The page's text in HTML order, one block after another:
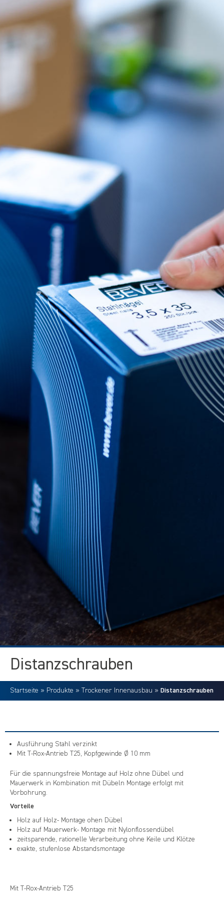
Distanzschrauben
Startseite » Produkte » Trockener Innenausbau » Distanzschrauben
Ausführung Stahl verzinkt
Mit T-Rox-Antrieb T25, Kopfgewinde Ø 10 mm
Für die spannungsfreie Montage auf Holz ohne Dübel und
Mauerwerk in Kombination mit Dübeln Montage erfolgt mit
Vorbohrung.
Vorteile
Holz auf Holz- Montage ohen Dübel
Holz auf Mauerwerk- Montage mit Nylonflossendübel
zeitsparende, rationelle Verarbeitung ohne Keile und Klötze
exakte, stufenlose Abstandsmontage
Mit T-Rox-Antrieb T25